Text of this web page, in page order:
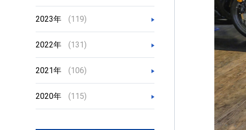
2023年 (119)
2022年 (131)
2021年 (106)
2020年 (115)